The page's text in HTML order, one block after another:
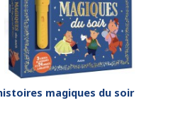
magiques du soir